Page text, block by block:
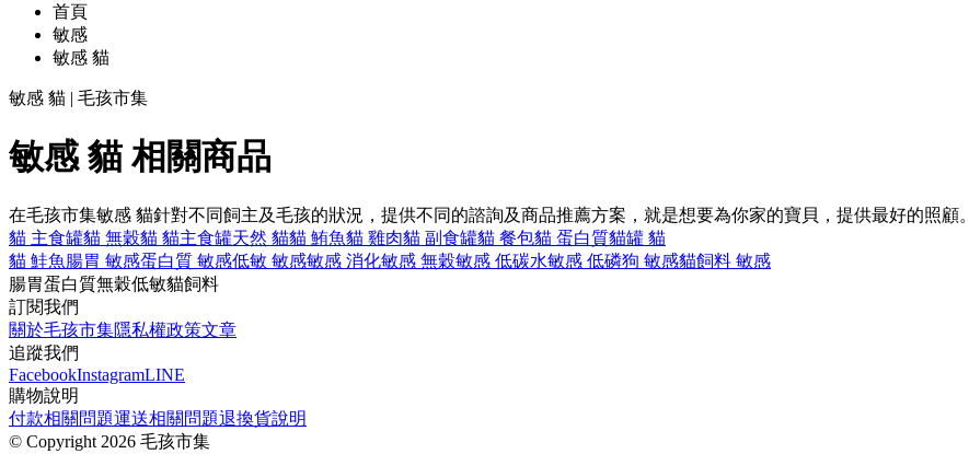
首頁
敏感
敏感 貓
敏感 貓 | 毛孩市集
敏感 貓 相關商品
在毛孩市集敏感 貓針對不同飼主及毛孩的狀況，提供不同的諮詢及商品推薦方案，就是想要為你家的寶貝，提供最好的照顧。
貓 主食罐貓 無穀貓 貓主食罐天然 貓貓 鮪魚貓 雞肉貓 副食罐貓 餐包貓 蛋白質貓罐 貓
貓 鮭魚腸胃 敏感蛋白質 敏感低敏 敏感敏感 消化敏感 無穀敏感 低碳水敏感 低磷狗 敏感貓飼料 敏感
腸胃蛋白質無穀低敏貓飼料
訂閱我們
關於毛孩市集隱私權政策文章
追蹤我們
FacebookInstagramLINE
購物說明
付款相關問題運送相關問題退換貨說明
© Copyright 2026 毛孩市集